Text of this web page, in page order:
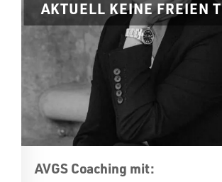
AKTUELL KEINE FREIEN
AVGS Coaching mit: